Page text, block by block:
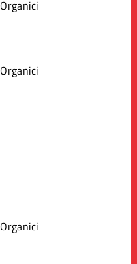
Organici
Organici
Organici